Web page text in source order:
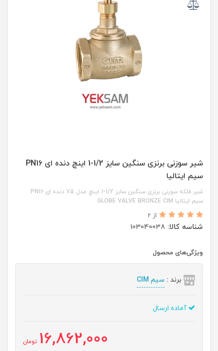
شیر سوزنی برنزی سنگین سایز 1/2-1 اینچ دنده ای PN1۶
سیم ایتالیا
شیر فلکه سوزنی برنزی سنگین سایز 1/2-1 اینچ مدل 75 دنده ای PN1۶
سیم ایتالیا GLOBE VALVE BRONZE CIM
از 2
شناسه کالا: 103040038
ویژگی‌های محصول
برند : سیم CIM
آماده ارسال
16,862,000 تومان